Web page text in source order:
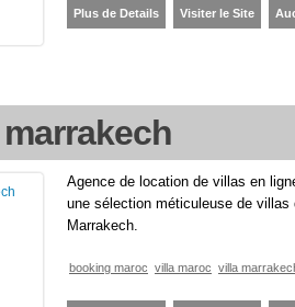
Plus de Details Visiter le Site
Agence de location de villas en
une sélection méticuleuse de villas
Marrakech.
booking maroc villa maroc villa